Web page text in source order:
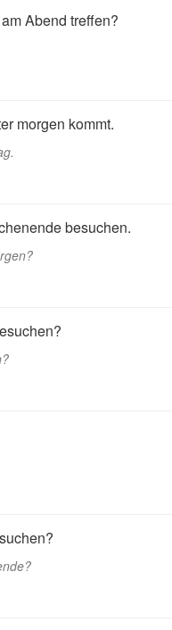
Abend treffen?
morgen kommt.
besuchen.